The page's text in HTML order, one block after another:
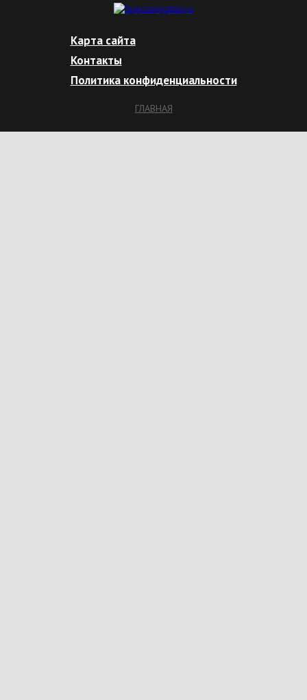
Карта сайта
Контакты
Политика конфиденциальности
ГЛАВНАЯ